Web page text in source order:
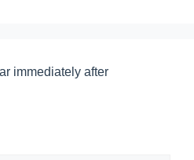
immediately after